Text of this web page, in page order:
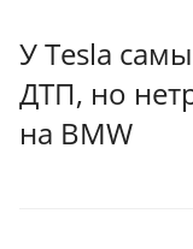
У Tesla
ДТП, но
на BMW